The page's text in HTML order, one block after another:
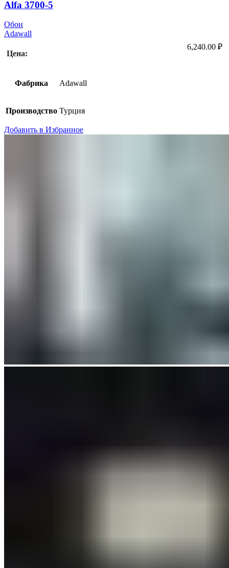
Alfa 3700-5
Обои
Adawall
Цена:
6,240.00 ₽
Фабрика Adawall
Производство Турция
Добавить в Избранное